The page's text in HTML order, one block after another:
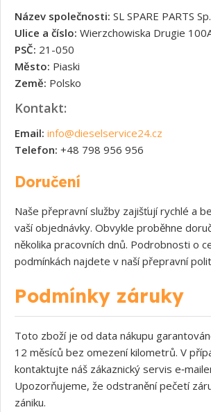
Název společnosti: SL SPARE PARTS
Ulice a číslo: Wierzchowiska Drugie
PSČ: 21-050
Město: Piaski
Země: Polsko
Kontakt:
Email: info@dieselservice24.cz
Telefon: +48 798 956 956
Doručení
Naše přepravní služby zajišťují rychlé a
vaší objednávky. Obvykle proběhne
několika pracovních dnů. Podrobnosti o
podmínkách najdete v naší přepravní
Podmínky záruky
Toto zboží je od data nákupu
12 měsíců bez omezení kilometrů. V
kontaktujte náš zákaznický servis
Upozorňujeme, že odstranění pečetí
zániku.